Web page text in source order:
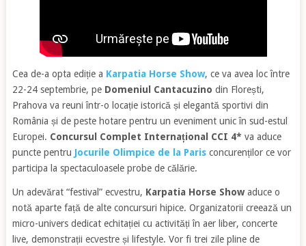
Cea de-a opta ediție a Karpatia Horse Show, ce va avea loc între
22-24 septembrie, pe Domeniul Cantacuzino din Florești,
Prahova va reuni într-o locație istorică și elegantă sportivi din
România și de peste hotare pentru un eveniment unic în sud-estul
Europei. Concursul Complet Internațional CCI 4* va aduce
puncte pentru Jocurile Olimpice de la Parisconcurenților ce vor
participa la spectaculoasele probe de călărie.
Un adevărat “festival” ecvestru, Karpatia Horse Showaduce o
notă aparte față de alte concursuri hipice. Organizatorii creează un
micro-univers dedicat echitației cu activități în aer liber, concerte
live, demonstrații ecvestre și lifestyle. Vor fi trei zile pline de